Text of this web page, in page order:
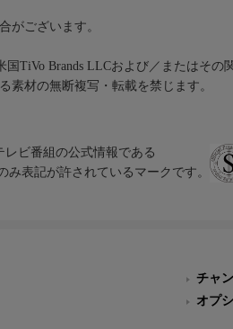
がございます。
TiVo Brands LLCおよび／またはその
素材の無断複写・転載を禁じます。
レビ番組の公式情報である
み表記が許されているマークです。
チャ
オプ